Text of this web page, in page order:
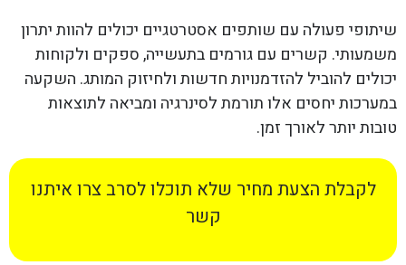
שיתופי פעולה עם שותפים אסטרטגיים יכולים להוות יתרון
משמעותי. קשרים עם גורמים בתעשייה, ספקים ולקוחות
יכולים להוביל להזדמנויות חדשות ולחיזוק המותג. השקעה
במערכות יחסים אלו תורמת לסינרגיה ומביאה לתוצאות
טובות יותר לאורך זמן.
לקבלת הצעת מחיר שלא תוכלו לסרב צרו איתנו
קשר